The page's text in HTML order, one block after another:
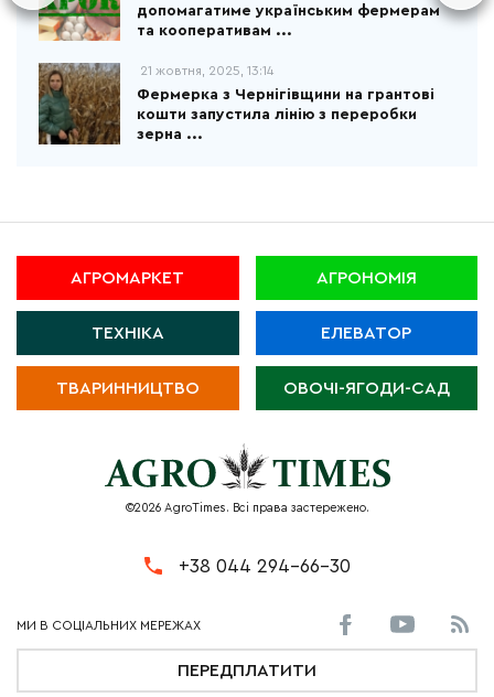
допомагатиме українським фермерам
та кооперативам ...
21 жовтня, 2025, 13:14
Фермерка з Чернігівщини на грантові
кошти запустила лінію з переробки
зерна ...
АГРОМАРКЕТ АГРОНОМІЯ
ТЕХНІКА ЕЛЕВАТОР
ТВАРИННИЦТВО ОВОЧІ-ЯГОДИ-САД
©2026 AgroTimes. Всі права застережено.
+38 044 294-66-30
ПЕРЕДПЛАТИТИ